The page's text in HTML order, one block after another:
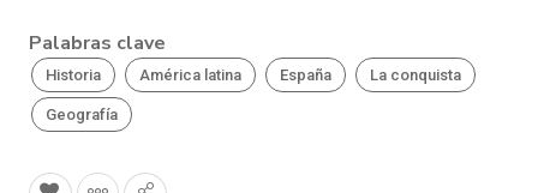
Palabras clave
Historia América latina España La conquista
Geografía